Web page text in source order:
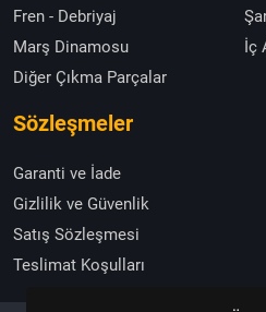
Fren - Debriyaj
Marş Dinamosu
İç
Diğer Çıkma Parçalar
Sözleşmeler
Garanti ve İade
Gizlilik ve Güvenlik
Satış Sözleşmesi
Teslimat Koşulları